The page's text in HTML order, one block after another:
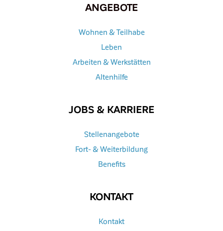
ANGEBOTE
Wohnen & Teilhabe
Leben
Arbeiten & Werkstätten
Altenhilfe
JOBS & KARRIERE
Stellenangebote
Fort- & Weiterbildung
Benefits
KONTAKT
Kontakt